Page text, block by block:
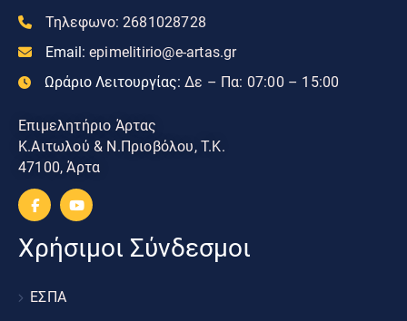
Τηλεφωνο: 2681028728
Email: epimelitirio@e-artas.gr
Ωράριο Λειτουργίας: Δε – Πα: 07:00 – 15:00
Επιμελητήριο Άρτας
Κ.Αιτωλού & Ν.Πριοβόλου, Τ.Κ.
47100, Άρτα
Χρήσιμοι Σύνδεσμοι
ΕΣΠΑ